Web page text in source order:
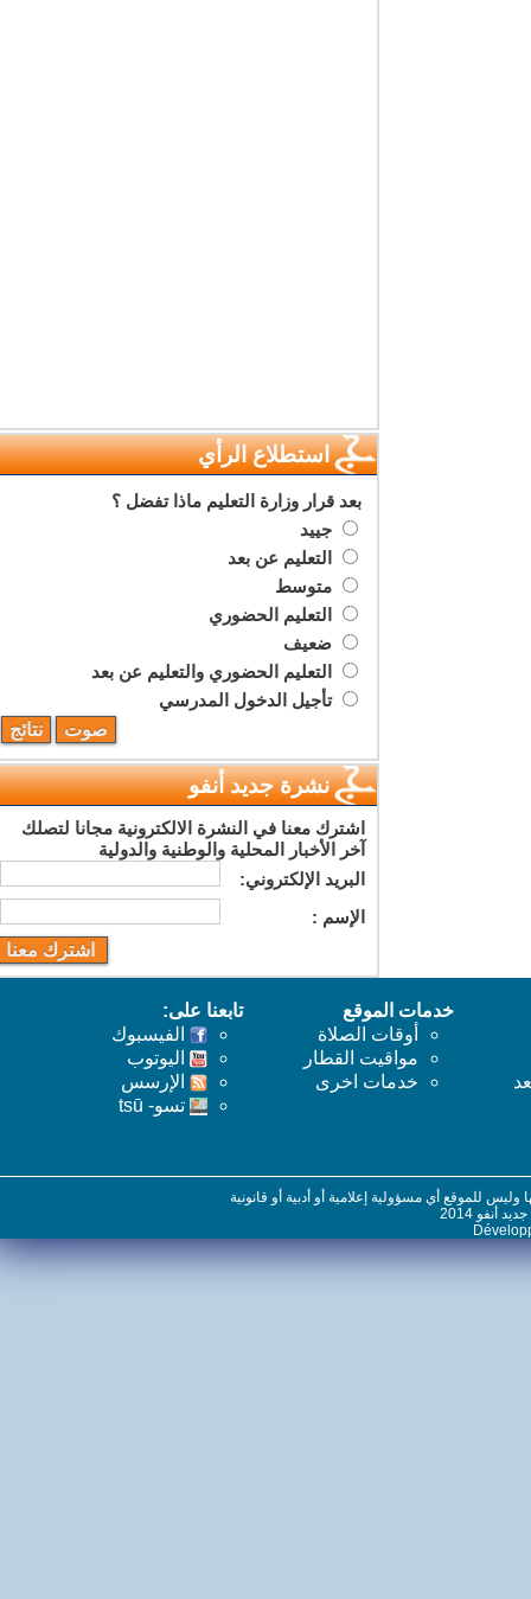
استطلاع الرأي
بعد قرار وزارة التعليم ماذا تفضل ؟
جييد
التعليم عن بعد
متوسط
التعليم الحضوري
ضعيف
التعليم الحضوري والتعليم عن بعد
تأجيل الدخول المدرسي
نشرة جديد أنفو
اشترك معنا في النشرة الالكترونية مجانا لتصلك
آخر الأخبار المحلية والوطنية والدولية
البريد اﻹلكتروني:
اﻹسم :
خدمات الموقع
أوقات الصلاة
مواقيت القطار
خدمات اخرى
تابعنا على:
الفيسبوك
اليوتوب
اﻹرسس
تسو- tsū
للموقع أي مسؤولية إعلامية أو أدبية أو قانونية
2014